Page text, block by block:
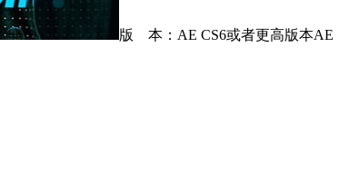
版 本：AE CS6或者更高版本AE